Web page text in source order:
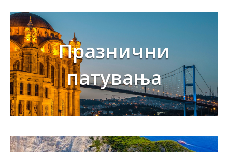
Празнични
патувања